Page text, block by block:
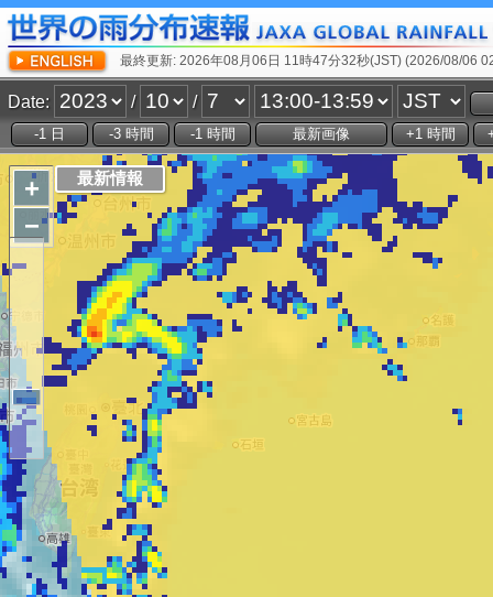
最終更新: 2026年08月06日 11時47分32秒(JST) (2026/08/06
Date: / /
+
−